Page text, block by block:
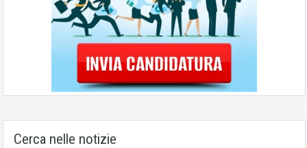
Cerca nelle notizie